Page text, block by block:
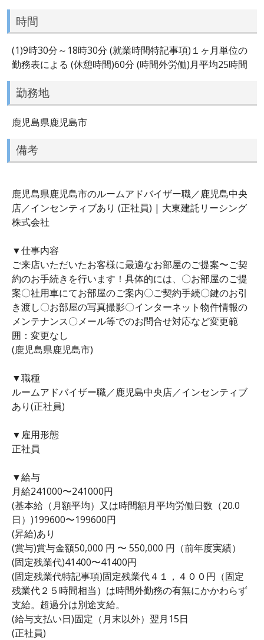
時間
(1)9時30分～18時30分 (就業時間特記事項)１ヶ月単位の
勤務表による (休憩時間)60分 (時間外労働)月平均25時間
勤務地
鹿児島県鹿児島市
備考
鹿児島県鹿児島市のルームアドバイザー職／鹿児島中央
店／インセンティブあり (正社員) | 大東建託リーシング
株式会社
▼仕事内容
ご来店いただいたお客様に最適なお部屋のご提案〜ご契
約のお手続きを行います！具体的には、〇お部屋のご提
案〇社用車にてお部屋のご案内〇ご契約手続〇鍵のお引
き渡し〇お部屋の写真撮影〇インターネット物件情報の
メンテナンス〇メール等でのお問合せ対応など変更範
囲：変更なし
(鹿児島県鹿児島市)
▼職種
ルームアドバイザー職／鹿児島中央店／インセンティブ
あり(正社員)
▼雇用形態
正社員
▼給与
月給241000〜241000円
(基本給（月額平均）又は時間額月平均労働日数（20.0
日）)199600〜199600円
(昇給)あり
(賞与)賞与金額50,000 円 〜 550,000 円（前年度実績）
(固定残業代)41400〜41400円
(固定残業代特記事項)固定残業代４１，４００円（固定
残業代２５時間相当）は時間外勤務の有無にかかわらず
支給。超過分は別途支給。
(給与支払い日)固定（月末以外）翌月15日
(正社員)